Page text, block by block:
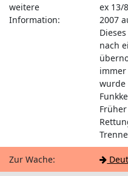
weitere
Information:
ex 13/
2007
nach
immer
wurde
Zur Wache: